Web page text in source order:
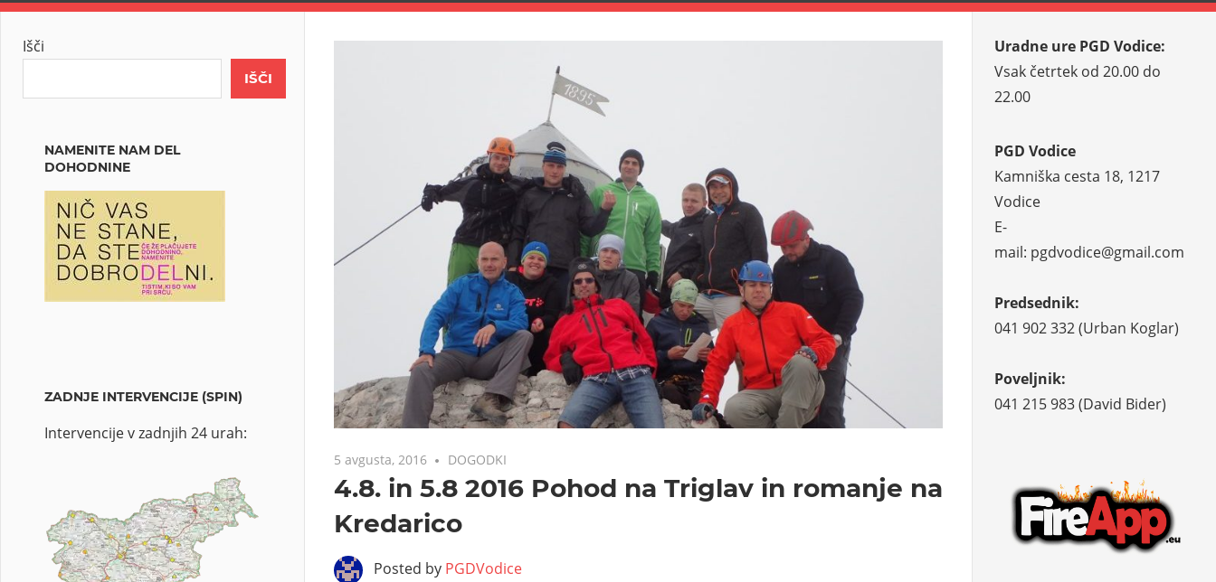
5 avgusta, 2016 DOGODKI
4.8. in 5.8 2016 Pohod na Triglav in romanje na
Kredarico
Posted by PGDVodice
Išči
IŠČI
NAMENITE NAM DEL
DOHODNINE
ZADNJE INTERVENCIJE (SPIN)
Intervencije v zadnjih 24 urah:
Uradne ure PGD Vodice:
Vsak četrtek od 20.00 do
22.00
PGD Vodice
Kamniška cesta 18, 1217
Vodice
E-
mail: pgdvodice@gmail.com
Predsednik:
041 902 332 (Urban Koglar)
Poveljnik:
041 215 983 (David Bider)